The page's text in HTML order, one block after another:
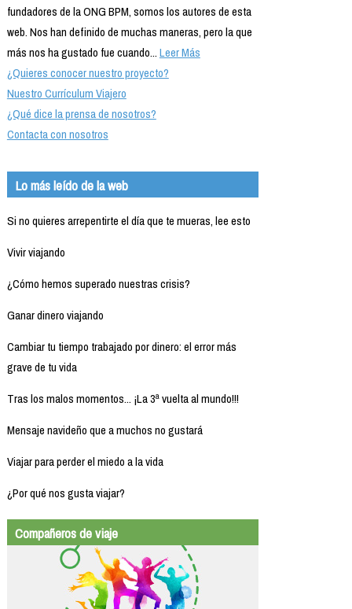
fundadores de la ONG BPM, somos los autores de esta
web. Nos han definido de muchas maneras, pero la que
más nos ha gustado fue cuando...Leer Más
¿Quieres conocer nuestro proyecto?
Nuestro Currículum Viajero
¿Qué dice la prensa de nosotros?
Contacta con nosotros
Lo más leído de la web
Si no quieres arrepentirte el día que te mueras, lee esto
Vivir viajando
¿Cómo hemos superado nuestras crisis?
Ganar dinero viajando
Cambiar tu tiempo trabajado por dinero: el error más
grave de tu vida
Tras los malos momentos... ¡La 3ª vuelta al mundo!!!
Mensaje navideño que a muchos no gustará
Viajar para perder el miedo a la vida
¿Por qué nos gusta viajar?
Compañeros de viaje